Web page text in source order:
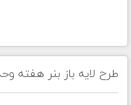
طرح لایه باز بنر هفته